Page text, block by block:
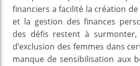
financiers a facilité la création
et la gestion des finances
des défis restent à
d’exclusion des femmes dans
manque de sensibilisation aux